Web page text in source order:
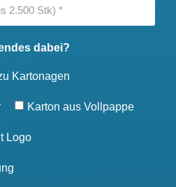
dabei?
Kartonagen
Karton aus Vollpappe
Logo